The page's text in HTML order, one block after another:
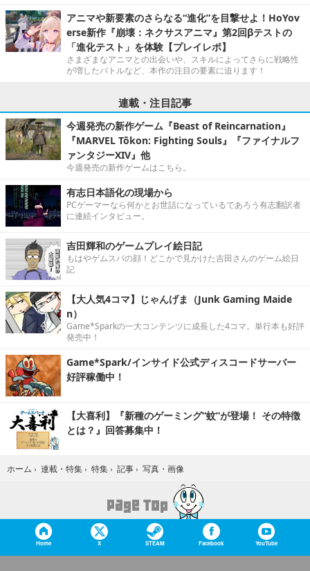
アニマや新要素のさらなる“進化”を目撃せよ！HoYov
erse新作『崩壊：ネクサスアニマ』第2回βテストの
「進化テスト」を体験【プレイレポ】
さまざまなアニマとの出会いや、スキルによってさらに戦略性
が増したバトルなど、本作の注目の要素に迫ります！
連載・注目記事
今週発売の新作ゲーム『Beast of Reincarnation』
『MARVEL Tōkon: Fighting Souls』『ファイナルフ
ァンタジーXIV』他
今週発売の新作ゲームはこちら。
有志日本語化の現場から
PCゲーマーなら何かとお世話になっているであろう有志翻訳者
に連続インタビュー。
吉田輝和のゲームプレイ絵日記
もはやゲムスパの顔！どこかで見かけた吉田さんのゲーム絵日
記
【大人気4コマ】じゃんげま（Junk Gaming Maide
n）
Game*Sparkの一大コンテンツに成長した4コマ。単行本も好評
発売中！
Game*Spark/インサイド公式ディスコードサーバー
好評稼働中！
【大喜利】『新種のゲーミング“蚊”が登場！ その特徴
とは？』回答募集中！
ホーム › 連載・特集 › 特集 › 記事 › 写真・画像
Home X STEAM Facebook YouTube